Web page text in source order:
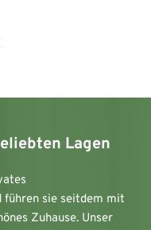
Lagen
führen sie seitdem mit
Zuhause. Unser